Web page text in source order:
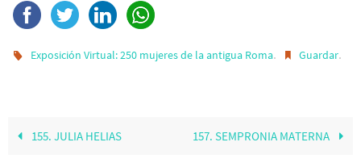
Exposición Virtual: 250 mujeres de la antigua Roma. Guardar.
155. JULIA HELIAS 157. SEMPRONIA MATERNA